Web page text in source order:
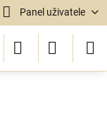
Panel uživatele